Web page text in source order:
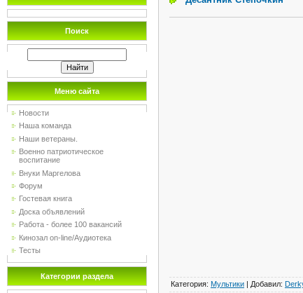
Поиск
Меню сайта
Новости
Наша команда
Наши ветераны.
Военно патриотическое
воспитание
Внуки Маргелова
Форум
Гостевая книга
Доска объявлений
Работа - более 100 вакансий
Кинозал on-line/Аудиотека
Тесты
Категории раздела
Категория: Мультики | Добавил: